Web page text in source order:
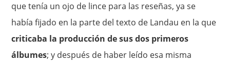
que tenía un ojo de lince para las reseñas, ya se
había fijado en la parte del texto de Landau en la que
criticaba la producción de sus dos primeros
álbumes; y después de haber leído esa misma